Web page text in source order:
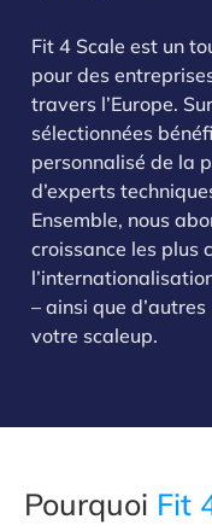
Fit 4 Scale est un
pour des
travers l’Europe.
sélectionnées
personnalisé de la
d’experts
Ensemble, nous
croissance les plus
– ainsi que
votre scaleup.
Pourquoi Fit